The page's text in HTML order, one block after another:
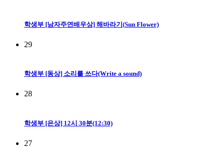
학생부 [남자주연배우상] 해바라기(Sun Flower)
29
학생부 [동상] 소리를 쓰다(Write a sound)
28
학생부 [은상] 12시 30분(12:30)
27